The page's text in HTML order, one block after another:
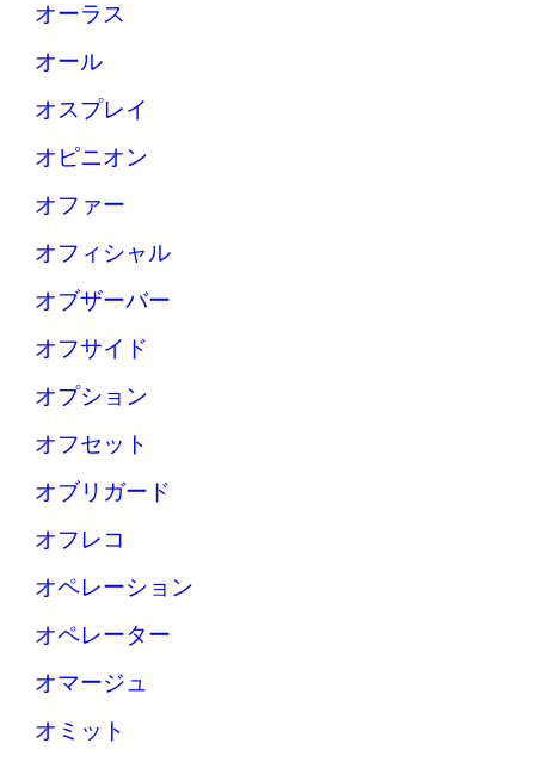
オーラス
オール
オスプレイ
オピニオン
オファー
オフィシャル
オブザーバー
オフサイド
オプション
オフセット
オブリガード
オフレコ
オペレーション
オペレーター
オマージュ
オミット